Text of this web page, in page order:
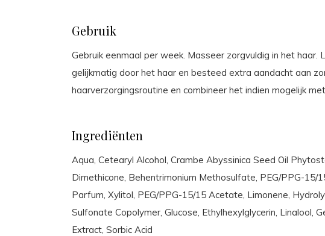
Gebruik
Gebruik eenmaal per week. Masseer zorgvuldig in het
gelijkmatig door het haar en besteed extra aandacht aan
haarverzorgingsroutine en combineer het indien mogelijk
Ingrediënten
Aqua, Cetearyl Alcohol, Crambe Abyssinica Seed Oil
Dimethicone, Behentrimonium Methosulfate, PEG/PPG-15/
Parfum, Xylitol, PEG/PPG-15/15 Acetate, Limonene,
Sulfonate Copolymer, Glucose, Ethylhexylglycerin, Linalool,
Extract, Sorbic Acid